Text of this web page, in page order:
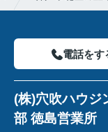
電話をす
(株)穴吹ハウジ
部 徳島営業所